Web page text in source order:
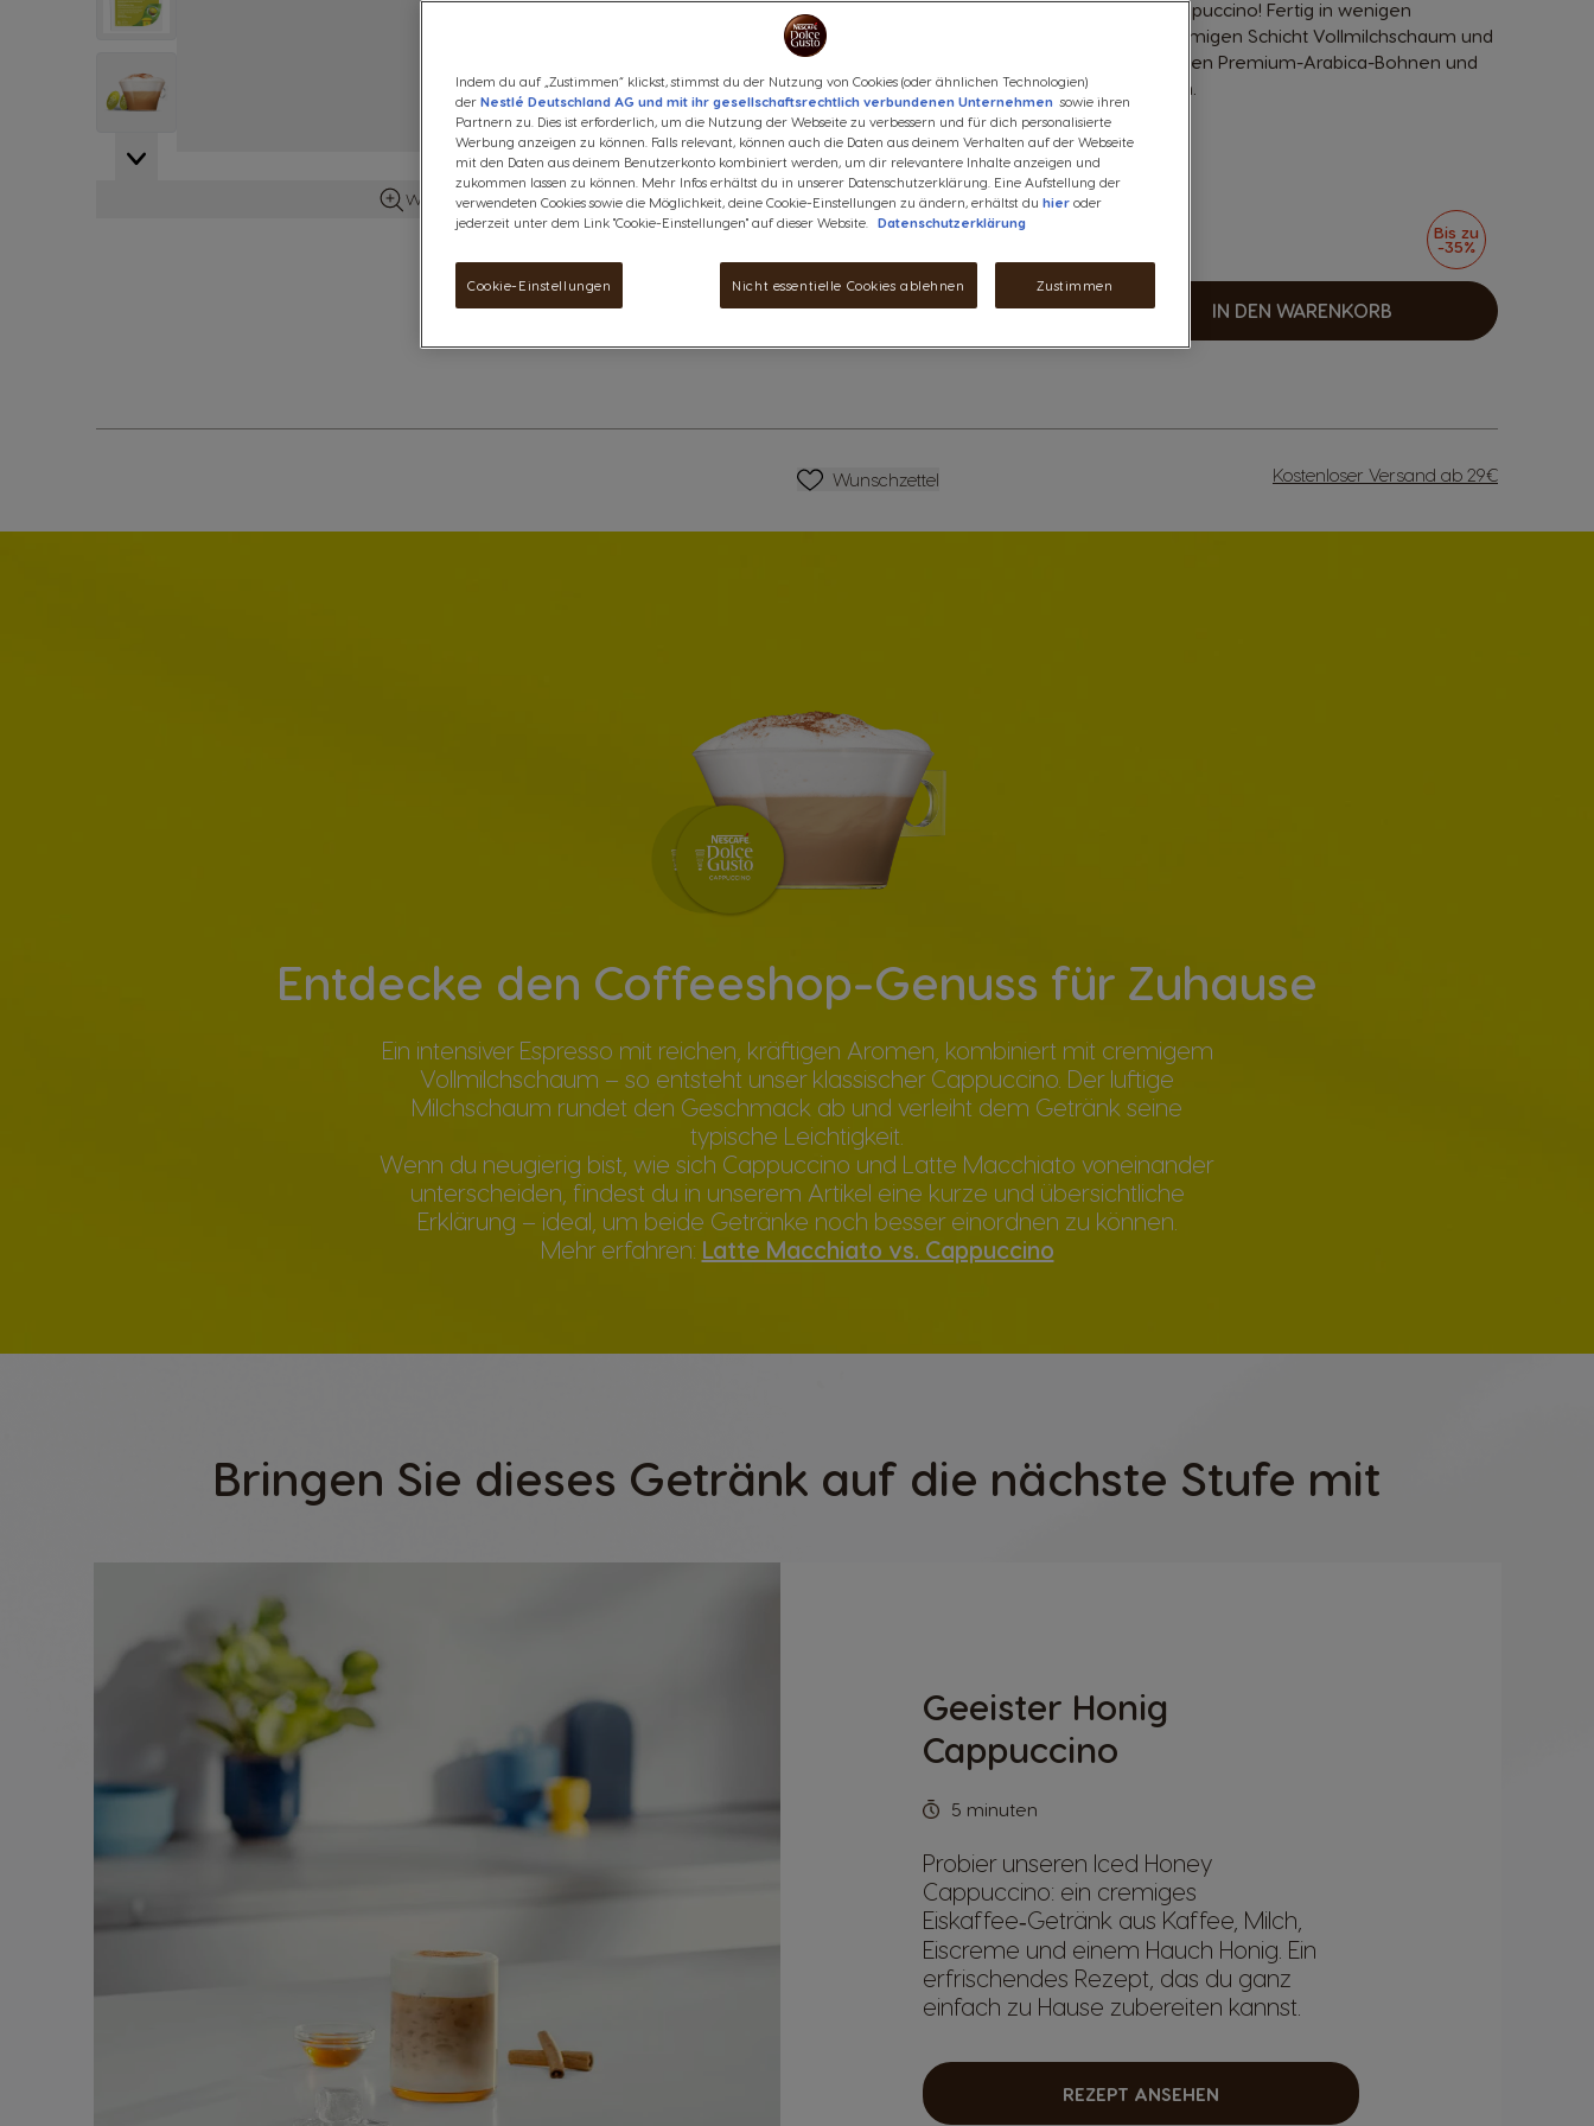
View larger image
Weitere Details anzeigen
Vorhang auf für den Kaffee-Klassiker: der Cappuccino! Fertig in wenigen
Sekunden. Lass dich von der reichhaltigen, cremigen Schicht Vollmilchschaum und
dem intensiven Espresso aus südamerikanischen Premium-Arabica-Bohnen und
vietnamesischem Robusta-Bohnen begeistern.
Was ist der Nutri-Score?
Produktinformationen
6,29 € Bis zu
-35%
IN DEN WARENKORB
Kostenloser Versand ab 29€
Wunschzettel
Wunschzettel
Entdecke den Coffeeshop-Genuss für Zuhause
Ein intensiver Espresso mit reichen, kräftigen Aromen, kombiniert mit cremigem
Vollmilchschaum – so entsteht unser klassischer Cappuccino. Der luftige
Milchschaum rundet den Geschmack ab und verleiht dem Getränk seine
typische Leichtigkeit.
Wenn du neugierig bist, wie sich Cappuccino und Latte Macchiato voneinander
unterscheiden, findest du in unserem Artikel eine kurze und übersichtliche
Erklärung – ideal, um beide Getränke noch besser einordnen zu können.
Mehr erfahren: Latte Macchiato vs. Cappuccino
Bringen Sie dieses Getränk auf die nächste Stufe mit
Geeister Honig
Cappuccino
5 minuten
Probier unseren Iced Honey
Cappuccino: ein cremiges
Eiskaffee‑Getränk aus Kaffee, Milch,
Eiscreme und einem Hauch Honig. Ein
erfrischendes Rezept, das du ganz
einfach zu Hause zubereiten kannst.
REZEPT ANSEHEN
Indem du auf „Zustimmen“ klickst, stimmst du der Nutzung von Cookies (oder ähnlichen Technologien)
der Nestlé Deutschland AG und mit ihr gesellschaftsrechtlich verbundenen Unternehmen sowie ihren
Partnern zu. Dies ist erforderlich, um die Nutzung der Webseite zu verbessern und für dich personalisierte
Werbung anzeigen zu können. Falls relevant, können auch die Daten aus deinem Verhalten auf der Webseite
mit den Daten aus deinem Benutzerkonto kombiniert werden, um dir relevantere Inhalte anzeigen und
zukommen lassen zu können. Mehr Infos erhältst du in unserer Datenschutzerklärung. Eine Aufstellung der
verwendeten Cookies sowie die Möglichkeit, deine Cookie-Einstellungen zu ändern, erhältst du hier oder
jederzeit unter dem Link "Cookie-Einstellungen" auf dieser Website.
Datenschutzerklärung
Cookie-Einstellungen Nicht essentielle Cookies ablehnen Zustimmen